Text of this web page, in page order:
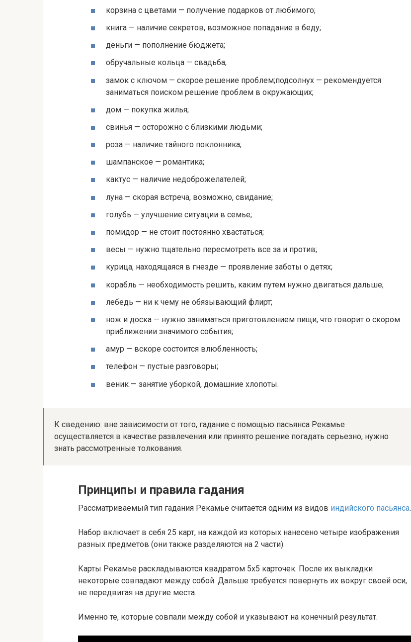
корзина с цветами — получение подарков от любимого;
книга — наличие секретов, возможное попадание в беду;
деньги — пополнение бюджета;
обручальные кольца — свадьба;
замок с ключом — скорое решение проблем;подсолнух — рекомендуется
заниматься поиском решение проблем в окружающих;
дом — покупка жилья;
свинья — осторожно с близкими людьми;
роза — наличие тайного поклонника;
шампанское — романтика;
кактус — наличие недоброжелателей;
луна — скорая встреча, возможно, свидание;
голубь — улучшение ситуации в семье;
помидор — не стоит постоянно хвастаться;
весы — нужно тщательно пересмотреть все за и против;
курица, находящаяся в гнезде — проявление заботы о детях;
корабль — необходимость решить, каким путем нужно двигаться дальше;
лебедь — ни к чему не обязывающий флирт;
нож и доска — нужно заниматься приготовлением пищи, что говорит о скором
приближении значимого события;
амур — вскоре состоится влюбленность;
телефон — пустые разговоры;
веник — занятие уборкой, домашние хлопоты.
К сведению: вне зависимости от того, гадание с помощью пасьянса Рекамье
осуществляется в качестве развлечения или принято решение погадать серьезно, нужно
знать рассмотренные толкования.
Принципы и правила гадания
Рассматриваемый тип гадания Рекамье считается одним из видов индийского пасьянса.
Набор включает в себя 25 карт, на каждой из которых нанесено четыре изображения
разных предметов (они также разделяются на 2 части).
Карты Рекамье раскладываются квадратом 5х5 карточек. После их выкладки
некоторые совпадают между собой. Дальше требуется повернуть их вокруг своей оси,
не передвигая на другие места.
Именно те, которые совпали между собой и указывают на конечный результат.